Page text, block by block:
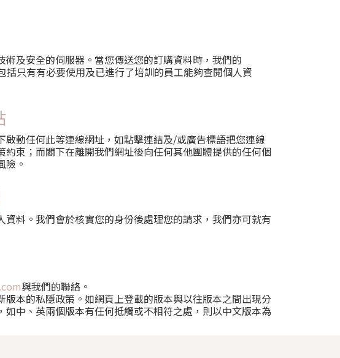
及安全的伺服器。當您傳送您的訂購資料時，我們的
只有有必要使用及已進行了培訓的員工能夠查閱個人資
動任何此等連線網址，如點擊連結及/或廣告標語把您連線
束；而閣下在離開我們網址後向任何其他團體提供的任何個
險。
料。我們會於核實您的身份後處理您的請求，我們亦可就有
與我們的聯絡。
本的私隱政策。如網頁上登載的版本與以往版本之間出現分
中、英兩個版本有任何抵觸或不相符之處，則以中文版本為